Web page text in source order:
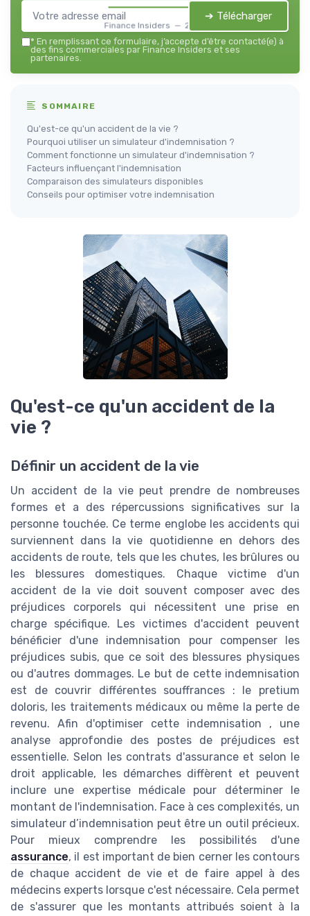
Finance Insiders — 2026
➔ Télécharger
* En remplissant ce formulaire, j’accepte d’être contacté(e) à
des fins commerciales par Finance Insiders et ses
partenaires.
SOMMAIRE
Qu'est-ce qu'un accident de la vie ?
Pourquoi utiliser un simulateur d'indemnisation ?
Comment fonctionne un simulateur d'indemnisation ?
Facteurs influençant l'indemnisation
Comparaison des simulateurs disponibles
Conseils pour optimiser votre indemnisation
Qu'est-ce qu'un accident de la
vie ?
Définir un accident de la vie
Un accident de la vie peut prendre de nombreuses
formes et a des répercussions significatives sur la
personne touchée. Ce terme englobe les accidents qui
surviennent dans la vie quotidienne en dehors des
accidents de route, tels que les chutes, les brûlures ou
les blessures domestiques. Chaque victime d'un
accident de la vie doit souvent composer avec des
préjudices corporels qui nécessitent une prise en
charge spécifique. Les victimes d'accident peuvent
bénéficier d'une indemnisation pour compenser les
préjudices subis, que ce soit des blessures physiques
ou d'autres dommages. Le but de cette indemnisation
est de couvrir différentes souffrances : le pretium
doloris, les traitements médicaux ou même la perte de
revenu. Afin d'optimiser cette indemnisation , une
analyse approfondie des postes de préjudices est
essentielle. Selon les contrats d'assurance et selon le
droit applicable, les démarches diffèrent et peuvent
inclure une expertise médicale pour déterminer le
montant de l'indemnisation. Face à ces complexités, un
simulateur d’indemnisation peut être un outil précieux.
Pour mieux comprendre les possibilités d'une
assurance, il est important de bien cerner les contours
de chaque accident de vie et de faire appel à des
médecins experts lorsque c'est nécessaire. Cela permet
de s'assurer que les montants attribués soient à la